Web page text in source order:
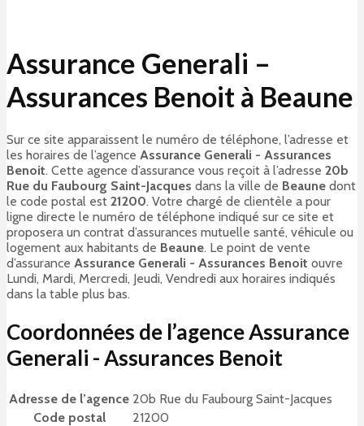
Assurance Generali –
Assurances Benoit à Beaune
Sur ce site apparaissent le numéro de téléphone, l’adresse et
les horaires de l’agence Assurance Generali - Assurances
Benoit. Cette agence d’assurance vous reçoit à l’adresse 20b
Rue du Faubourg Saint-Jacques dans la ville de Beaune dont
le code postal est 21200. Votre chargé de clientèle a pour
ligne directe le numéro de téléphone indiqué sur ce site et
proposera un contrat d’assurances mutuelle santé, véhicule ou
logement aux habitants de Beaune. Le point de vente
d’assurance Assurance Generali - Assurances Benoit ouvre
Lundi, Mardi, Mercredi, Jeudi, Vendredi aux horaires indiqués
dans la table plus bas.
Coordonnées de l’agence Assurance
Generali - Assurances Benoit
Adresse de l’agence 20b Rue du Faubourg Saint-Jacques
Code postal
21200